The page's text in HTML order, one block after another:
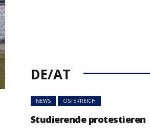
DE/AT
NEWS ÖSTERREICH
Studierende protestieren